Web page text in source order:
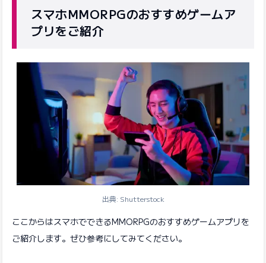
スマホMMORPGのおすすめゲームア
プリをご紹介
出典: Shutterstock
ここからはスマホでできるMMORPGのおすすめゲームアプリを
ご紹介します。ぜひ参考にしてみてください。